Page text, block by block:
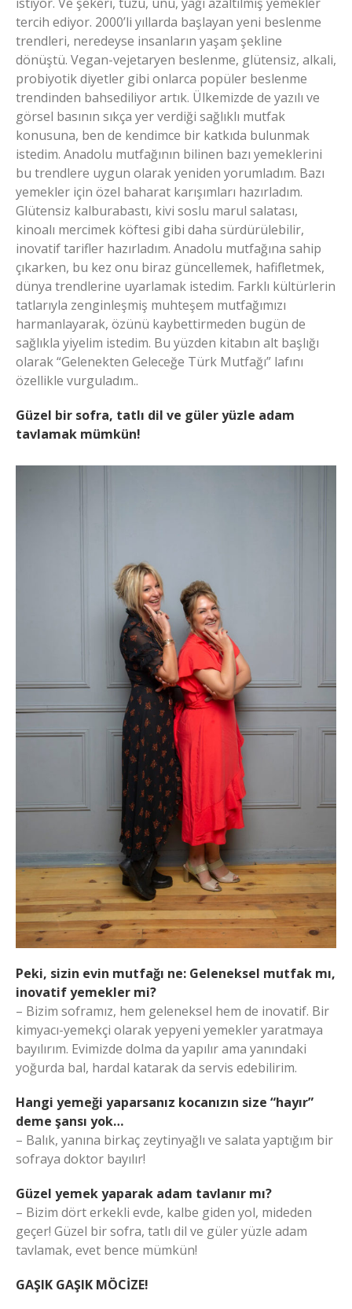
tercih ediyor. 2000’li yıllarda başlayan yeni beslenme
trendleri, neredeyse insanların yaşam şekline
dönüştü. Vegan-vejetaryen beslenme, glütensiz, alkali,
probiyotik diyetler gibi onlarca popüler beslenme
trendinden bahsediliyor artık. Ülkemizde de yazılı ve
görsel basının sıkça yer verdiği sağlıklı mutfak
konusuna, ben de kendimce bir katkıda bulunmak
istedim. Anadolu mutfağının bilinen bazı yemeklerini
bu trendlere uygun olarak yeniden yorumladım. Bazı
yemekler için özel baharat karışımları hazırladım.
Glütensiz kalburabastı, kivi soslu marul salatası,
kinoalı mercimek köftesi gibi daha sürdürülebilir,
inovatif tarifler hazırladım. Anadolu mutfağına sahip
çıkarken, bu kez onu biraz güncellemek, hafifletmek,
dünya trendlerine uyarlamak istedim. Farklı kültürlerin
tatlarıyla zenginleşmiş muhteşem mutfağımızı
harmanlayarak, özünü kaybettirmeden bugün de
sağlıkla yiyelim istedim. Bu yüzden kitabın alt başlığı
olarak “Gelenekten Geleceğe Türk Mutfağı” lafını
özellikle vurguladım..
Güzel bir sofra, tatlı dil ve güler yüzle adam
tavlamak mümkün!
Peki, sizin evin mutfağı ne: Geleneksel mutfak mı,
inovatif yemekler mi?
– Bizim soframız, hem geleneksel hem de inovatif. Bir
kimyacı-yemekçi olarak yepyeni yemekler yaratmaya
bayılırım. Evimizde dolma da yapılır ama yanındaki
yoğurda bal, hardal katarak da servis edebilirim.
Hangi yemeği yaparsanız kocanızın size “hayır”
deme şansı yok…
– Balık, yanına birkaç zeytinyağlı ve salata yaptığım bir
sofraya doktor bayılır!
Güzel yemek yaparak adam tavlanır mı?
– Bizim dört erkekli evde, kalbe giden yol, mideden
geçer! Güzel bir sofra, tatlı dil ve güler yüzle adam
tavlamak, evet bence mümkün!
GAŞIK GAŞIK MÖCİZE!